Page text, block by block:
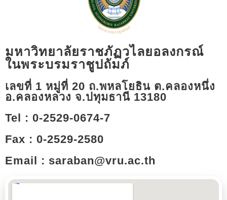
มหาวิทยาลัยราชภัฏวไลยอลงกรณ์
ในพระบรมราชูปถัมภ์
เลขที่ 1 หมู่ที่ 20 ถ.พหลโยธิน ต.คลองหนึ่ง
อ.คลองหลวง จ.ปทุมธานี 13180​
Tel : 0-2529-0674-7
Fax : 0-2529-2580
Email : saraban@vru.ac.th​